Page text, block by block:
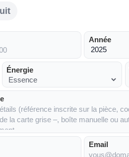
Année
Énergie
Email